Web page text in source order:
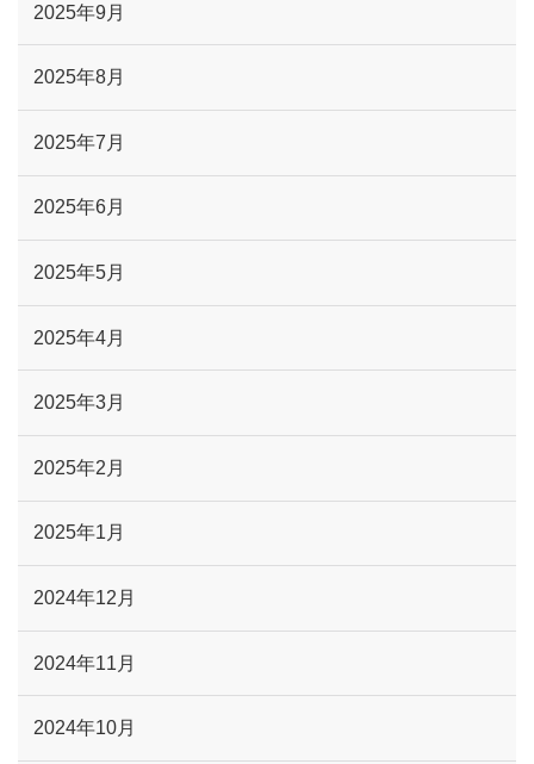
2025年9月
2025年8月
2025年7月
2025年6月
2025年5月
2025年4月
2025年3月
2025年2月
2025年1月
2024年12月
2024年11月
2024年10月